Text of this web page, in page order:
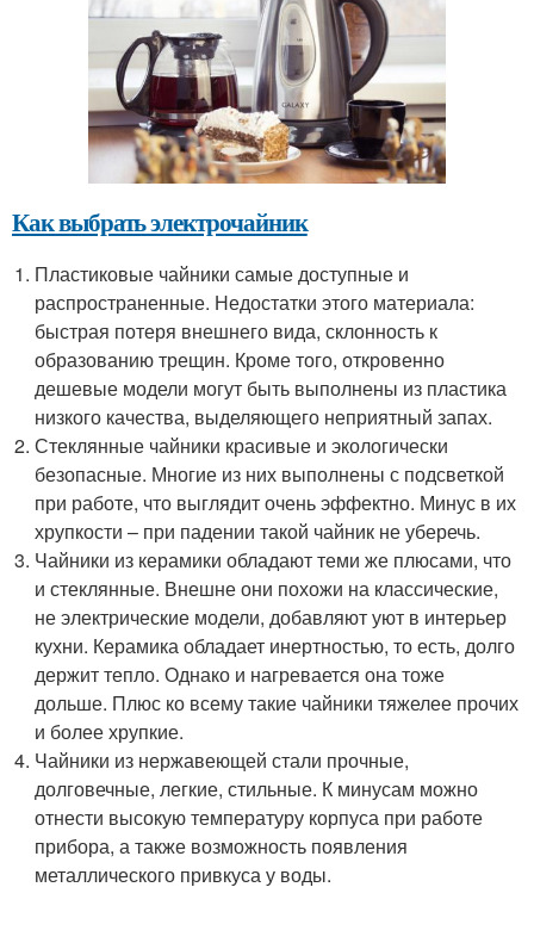
Как выбрать электрочайник
Пластиковые чайники самые доступные и
распространенные. Недостатки этого материала:
быстрая потеря внешнего вида, склонность к
образованию трещин. Кроме того, откровенно
дешевые модели могут быть выполнены из пластика
низкого качества, выделяющего неприятный запах.
Стеклянные чайники красивые и экологически
безопасные. Многие из них выполнены с подсветкой
при работе, что выглядит очень эффектно. Минус в их
хрупкости – при падении такой чайник не уберечь.
Чайники из керамики обладают теми же плюсами, что
и стеклянные. Внешне они похожи на классические,
не электрические модели, добавляют уют в интерьер
кухни. Керамика обладает инертностью, то есть, долго
держит тепло. Однако и нагревается она тоже
дольше. Плюс ко всему такие чайники тяжелее прочих
и более хрупкие.
Чайники из нержавеющей стали прочные,
долговечные, легкие, стильные. К минусам можно
отнести высокую температуру корпуса при работе
прибора, а также возможность появления
металлического привкуса у воды.